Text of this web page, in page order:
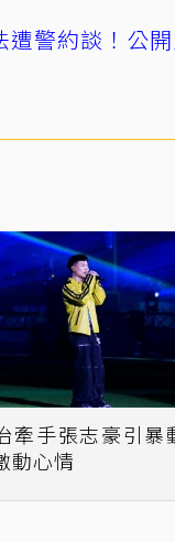
警約談！公
牽手張志豪引暴
動心情